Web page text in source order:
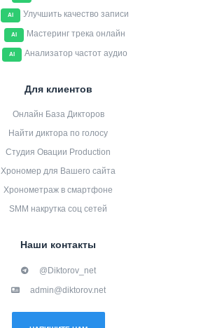
AI Улучшить качество записи
AI Мастеринг трека онлайн
AI Анализатор частот аудио
Для клиентов
Онлайн База Дикторов
Найти диктора по голосу
Студия Овации Production
Хрономер для Вашего сайта
Хронометраж в смартфоне
SMM накрутка соц сетей
Наши контакты
@Diktorov_net
admin@diktorov.net